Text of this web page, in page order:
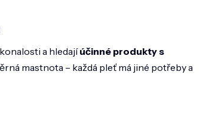
a hledajíúčinné produkty s
mastnota – každá pleť má jiné potřeby a